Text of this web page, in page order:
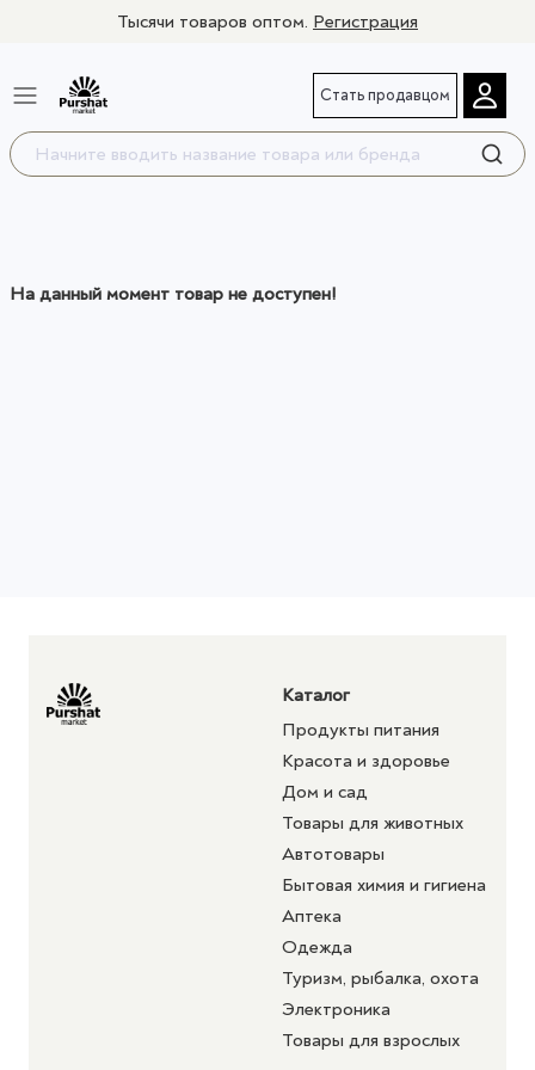
Тысячи товаров оптом. Регистрация
Стать продавцом
На данный момент товар не доступен!
Каталог
Продукты питания
Красота и здоровье
Дом и сад
Товары для животных
Автотовары
Бытовая химия и гигиена
Аптека
Одежда
Туризм, рыбалка, охота
Электроника
Товары для взрослых